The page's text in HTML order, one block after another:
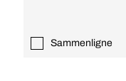
Sammenligne